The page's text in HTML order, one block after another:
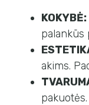
KOKYBĖ:
palankūs
akims.